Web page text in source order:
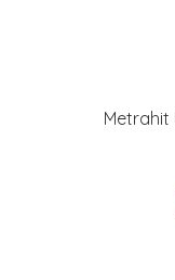
Metrahit